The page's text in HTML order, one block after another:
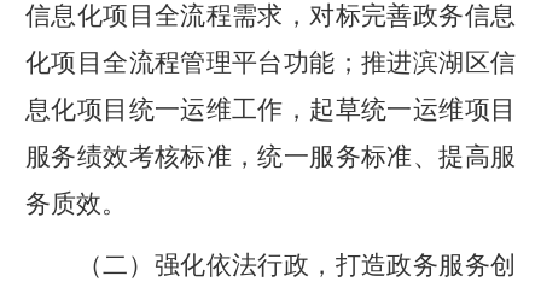
信息化项目全流程需求，对标完善政务信息
化项目全流程管理平台功能；推进滨湖区信
息化项目统一运维工作，起草统一运维项目
服务绩效考核标准，统一服务标准、提高服
务质效。
（二）强化依法行政，打造政务服务创